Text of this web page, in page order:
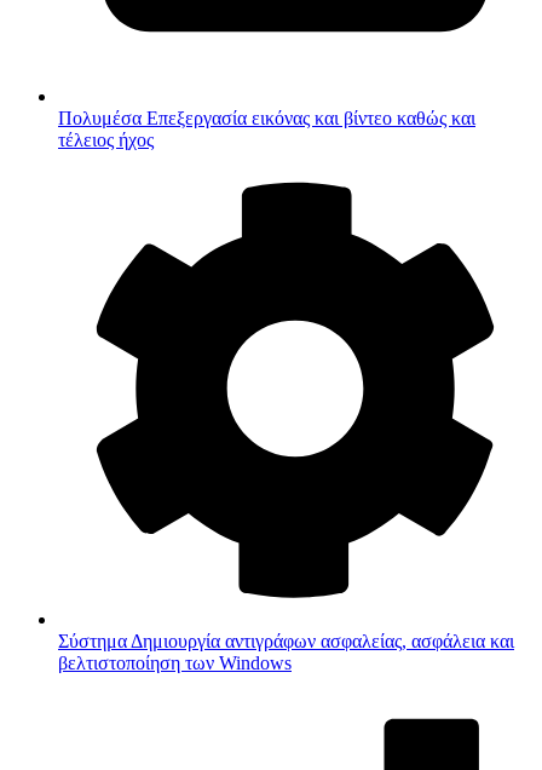
Πολυμέσα Επεξεργασία εικόνας και βίντεο καθώς και
τέλειος ήχος
Σύστημα Δημιουργία αντιγράφων ασφαλείας, ασφάλεια και
βελτιστοποίηση των Windows